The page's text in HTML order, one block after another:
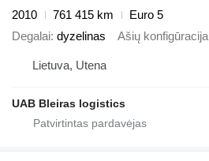
2010
761 415 km
Euro 5
Degalai dyzelinas Ašių konfigūracija
Lietuva, Utena
UAB Bleiras logistics